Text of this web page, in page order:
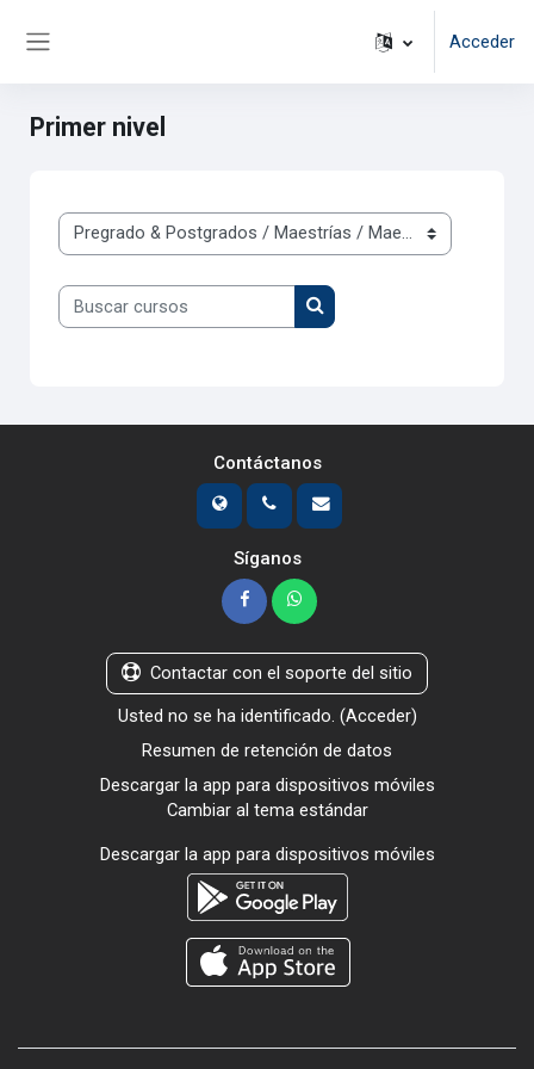
Acceder
Primer nivel
Categorías
Buscar cursos
Buscar cursos
Contáctanos
Síganos
Contactar con el soporte del sitio
Usted no se ha identificado. (Acceder)
Resumen de retención de datos
Descargar la app para dispositivos móviles
Cambiar al tema estándar
Descargar la app para dispositivos móviles